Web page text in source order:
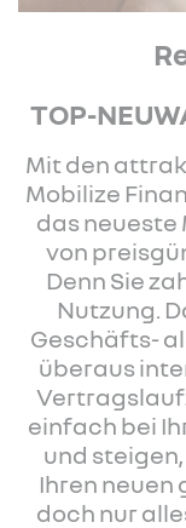
TOP-
Mit den
Mobilize
das
von
Denn Sie
Nutzung.
Geschäfts-
überaus
einfach bei
und
Ihren neuen
doch nur